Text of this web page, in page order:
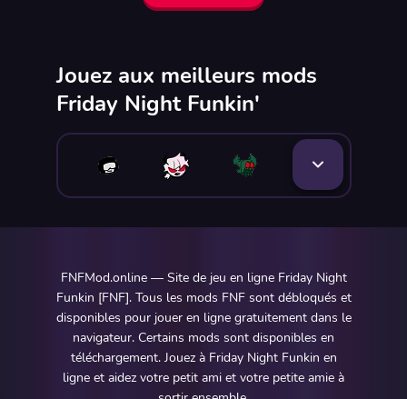
Jouez aux meilleurs mods
Friday Night Funkin'
FNFMod.online — Site de jeu en ligne Friday Night
Funkin [FNF]. Tous les mods FNF sont débloqués et
disponibles pour jouer en ligne gratuitement dans le
navigateur. Certains mods sont disponibles en
téléchargement. Jouez à Friday Night Funkin en
ligne et aidez votre petit ami et votre petite amie à